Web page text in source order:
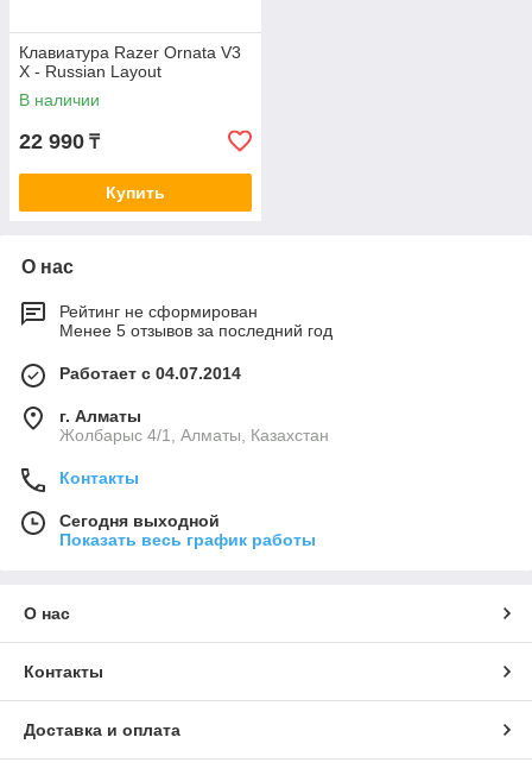
Клавиатура Razer Ornata V3
X - Russian Layout
В наличии
22 990 ₸
Купить
О нас
Рейтинг не сформирован
Менее 5 отзывов за последний год
Работает с 04.07.2014
г. Алматы
Жолбарыс 4/1, Алматы, Казахстан
Контакты
Сегодня выходной
Показать весь график работы
О нас
Контакты
Доставка и оплата